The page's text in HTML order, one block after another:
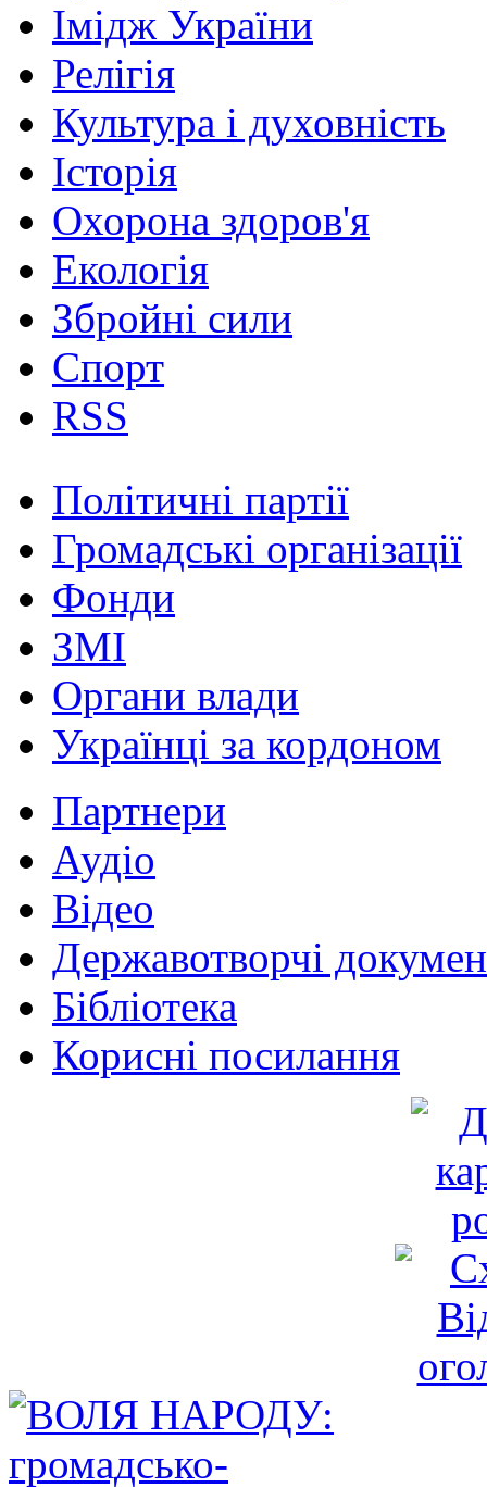
Імідж України
Релігія
Культура і духовність
Історія
Охорона здоров'я
Екологія
Збройні сили
Спорт
RSS
Політичні партії
Громадські організації
Фонди
ЗМІ
Органи влади
Українці за кордоном
Партнери
Аудіо
Відео
Державотворчі
Бібліотека
Корисні посилання